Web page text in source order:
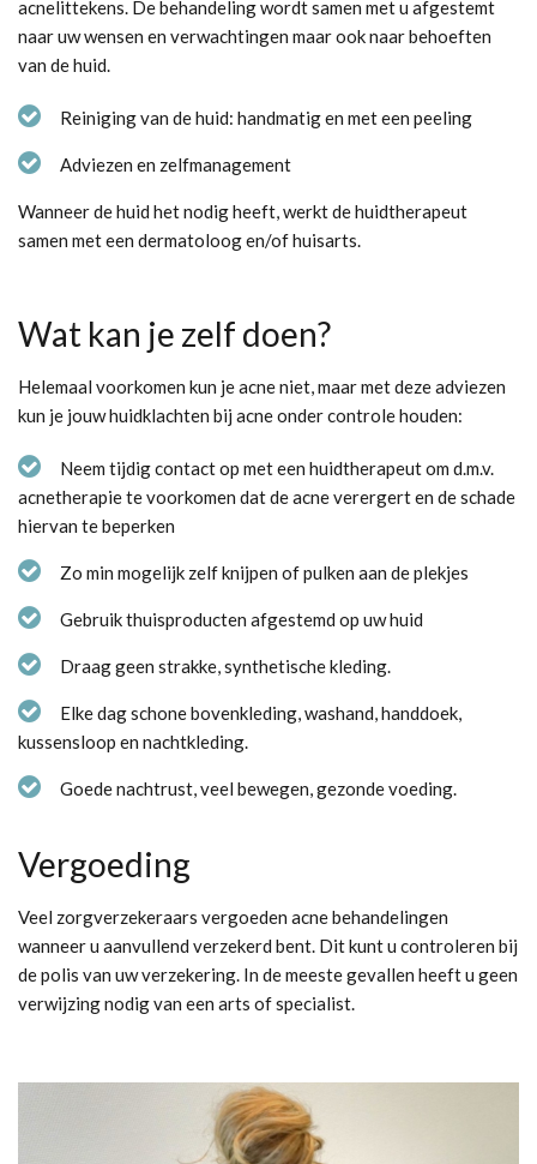
acnelittekens. De behandeling wordt samen met u afgestemt
naar uw wensen en verwachtingen maar ook naar behoeften
van de huid.
Reiniging van de huid: handmatig en met een peeling
Adviezen en zelfmanagement
Wanneer de huid het nodig heeft, werkt de huidtherapeut
samen met een dermatoloog en/of huisarts.
Wat kan je zelf doen?
Helemaal voorkomen kun je acne niet, maar met deze adviezen
kun je jouw huidklachten bij acne onder controle houden:
Neem tijdig contact op met een huidtherapeut om d.m.v.
acnetherapie te voorkomen dat de acne verergert en de schade
hiervan te beperken
Zo min mogelijk zelf knijpen of pulken aan de plekjes
Gebruik thuisproducten afgestemd op uw huid
Draag geen strakke, synthetische kleding.
Elke dag schone bovenkleding, washand, handdoek,
kussensloop en nachtkleding.
Goede nachtrust, veel bewegen, gezonde voeding.
Vergoeding
Veel zorgverzekeraars vergoeden acne behandelingen
wanneer u aanvullend verzekerd bent. Dit kunt u controleren bij
de polis van uw verzekering. In de meeste gevallen heeft u geen
verwijzing nodig van een arts of specialist.